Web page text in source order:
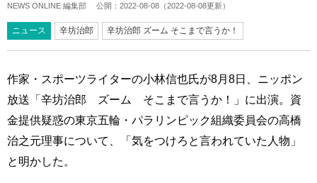
NEWS ONLINE 編集部 公開： 2022-08-08 （2022-08-08更新）
ニュース 辛坊治郎 辛坊治郎 ズーム そこまで言うか！
作家・スポーツライターの小林信也氏が8月8日、ニッポン
放送「辛坊治郎 ズーム そこまで言うか！」に出演。資
金提供疑惑の東京五輪・パラリンピック組織委員会の高橋
治之元理事について、「気をつけろと言われていた人物」
と明かした。